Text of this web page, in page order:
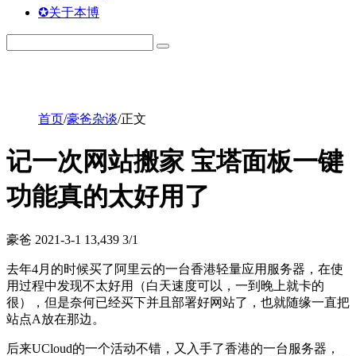
✪关于本博
首页/豪爸杂谈/正文
记一次网站搬家 宝塔面板一键
功能真的太好用了
豪爸 2021-3-1 13,439 3/1
去年4月的时候买了阿里云的一台香港轻量应用服务器，在使
用过程中发现不太好用（白天速度可以，一到晚上就卡的
很），但是奈何已经买下并且部署好网站了，也就随缘一直把
站点A放在那边。
后来UCloud的一个活动不错，又入手了香港的一台服务器，